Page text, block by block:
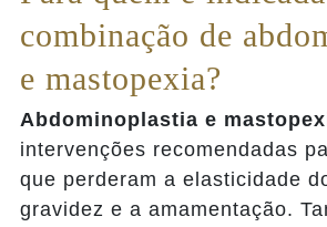
combinação de
e mastopexia?
Abdominoplastia e
intervenções recomendadas
que perderam a elasticidade
gravidez e a amamentação.